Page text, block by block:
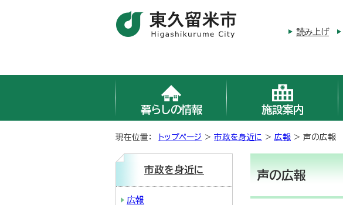
読み上げ
暮らしの情報 施設案内
現在位置： トップページ > 市政を身近に > 広報 > 声の広報
声の広報
市政を身近に
広報